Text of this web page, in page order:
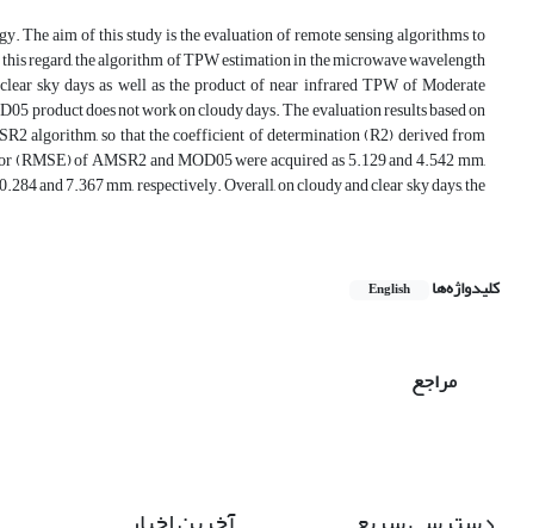
The aim of this study is the evaluation of remote sensing algorithms to
regard, the algorithm of TPW estimation in the microwave wavelength
sky days as well as the product of near infrared TPW of Moderate
product does not work on cloudy days. The evaluation results based on
algorithm, so that the coefficient of determination (R2) derived from
of AMSR2 and MOD05 were acquired as 5.129 and 4.542 mm,
and 7.367 mm, respectively. Overall, on cloudy and clear sky days, the
کلیدواژه‌ها English
مراجع